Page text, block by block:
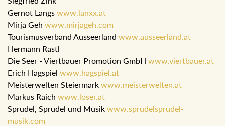
Gernot Langs www.lanxx.at
Mirja Geh www.mirjageh.com
Tourismusverband Ausseerland www.ausseerland.at
Hermann Rastl
Die Seer - Viertbauer Promotion GmbH www.viertbauer.at
Erich Hagspiel www.hagspiel.at
Meisterwelten Steiermark www.meisterwelten.at
Markus Raich www.loser.at
Sprudel, Sprudel und Musik www.sprudelsprudel-
musik.com